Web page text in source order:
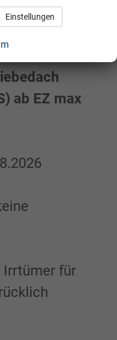
ab EZ max
Irrtümer für
Einstellungen